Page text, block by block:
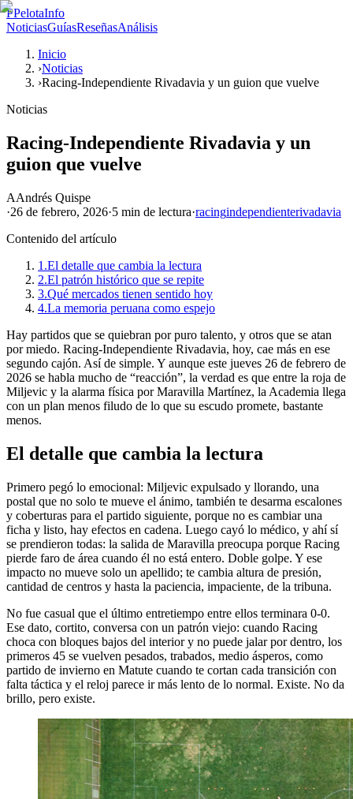
PPelotaInfo
NoticiasGuíasReseñasAnálisis
Inicio
›Noticias
›Racing-Independiente Rivadavia y un guion que vuelve
Noticias
Racing-Independiente Rivadavia y un
guion que vuelve
AAndrés Quispe
·26 de febrero, 2026·5 min de lectura·racingindependienterivadavia
Contenido del artículo
1.El detalle que cambia la lectura
2.El patrón histórico que se repite
3.Qué mercados tienen sentido hoy
4.La memoria peruana como espejo
Hay partidos que se quiebran por puro talento, y otros que se atan
por miedo. Racing-Independiente Rivadavia, hoy, cae más en ese
segundo cajón. Así de simple. Y aunque este jueves 26 de febrero de
2026 se habla mucho de “reacción”, la verdad es que entre la roja de
Miljevic y la alarma física por Maravilla Martínez, la Academia llega
con un plan menos filudo de lo que su escudo promete, bastante
menos.
El detalle que cambia la lectura
Primero pegó lo emocional: Miljevic expulsado y llorando, una
postal que no solo te mueve el ánimo, también te desarma escalones
y coberturas para el partido siguiente, porque no es cambiar una
ficha y listo, hay efectos en cadena. Luego cayó lo médico, y ahí sí
se prendieron todas: la salida de Maravilla preocupa porque Racing
pierde faro de área cuando él no está entero. Doble golpe. Y ese
impacto no mueve solo un apellido; te cambia altura de presión,
cantidad de centros y hasta la paciencia, impaciente, de la tribuna.
No fue casual que el último entretiempo entre ellos terminara 0-0.
Ese dato, cortito, conversa con un patrón viejo: cuando Racing
choca con bloques bajos del interior y no puede jalar por dentro, los
primeros 45 se vuelven pesados, trabados, medio ásperos, como
partido de invierno en Matute cuando te cortan cada transición con
falta táctica y el reloj parece ir más lento de lo normal. Existe. No da
brillo, pero existe.